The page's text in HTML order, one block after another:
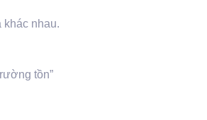
nhau.
tồn”